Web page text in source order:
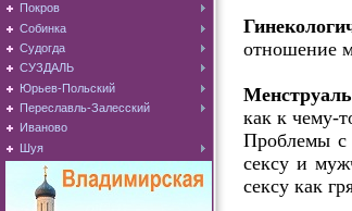
Покров
Собинка
Судогда
СУЗДАЛЬ
Юрьев-Польский
Переславль-Залесский
Иваново
Шуя
отношение
как к чему-
Проблемы с
сексу и
сексу как